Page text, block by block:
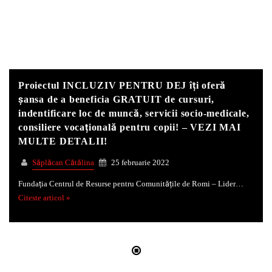
Proiectul INCLUZIV PENTRU DEJ îți oferă
șansa de a beneficia GRATUIT de cursuri,
indentificare loc de muncă, servicii socio-medicale,
consiliere vocațională pentru copii! – VEZI MAI
MULTE DETALII!
Săplăcan Cătălina 25 februarie 2022
Fundația Centrul de Resurse pentru Comunitățile de Romi – Lider…
Citeste articol »